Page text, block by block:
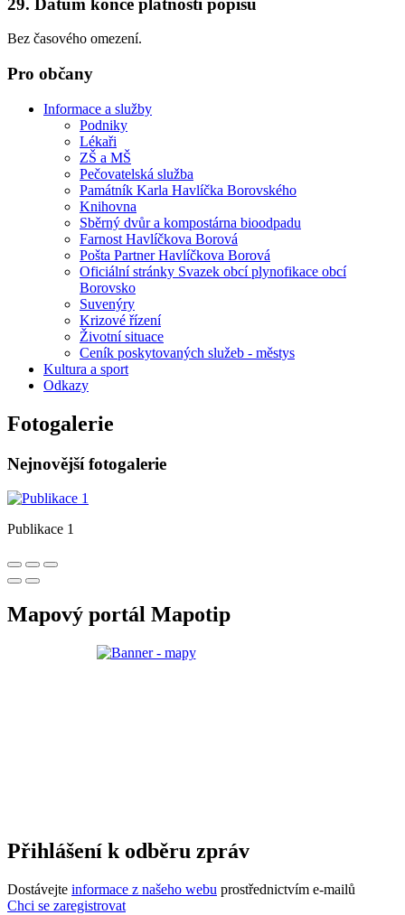
29. Datum konce platnosti popisu
Bez časového omezení.
Pro občany
Informace a služby
Podniky
Lékaři
ZŠ a MŠ
Pečovatelská služba
Památník Karla Havlíčka Borovského
Knihovna
Sběrný dvůr a kompostárna bioodpadu
Farnost Havlíčkova Borová
Pošta Partner Havlíčkova Borová
Oficiální stránky Svazek obcí plynofikace obcí
Borovsko
Suvenýry
Krizové řízení
Životní situace
Ceník poskytovaných služeb - městys
Kultura a sport
Odkazy
Fotogalerie
Nejnovější fotogalerie
Publikace 1
Mapový portál Mapotip
Přihlášení k odběru zpráv
Dostávejte informace z našeho webu prostřednictvím e-mailů
Chci se zaregistrovat